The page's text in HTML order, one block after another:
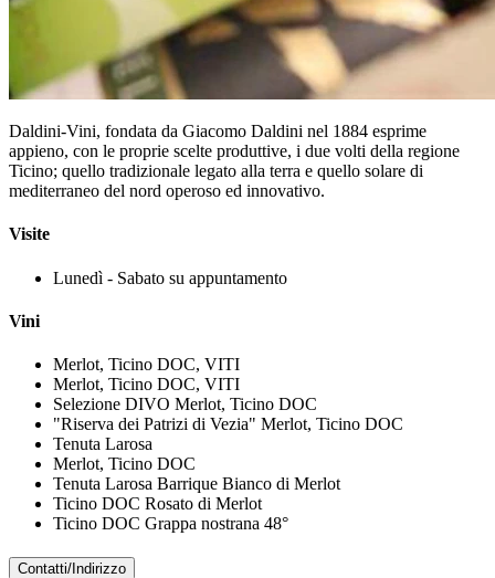
Daldini-Vini, fondata da Giacomo Daldini nel 1884 esprime
appieno, con le proprie scelte produttive, i due volti della regione
Ticino; quello tradizionale legato alla terra e quello solare di
mediterraneo del nord operoso ed innovativo.
Visite
Lunedì - Sabato su appuntamento
Vini
Merlot, Ticino DOC, VITI
Merlot, Ticino DOC, VITI
Selezione DIVO Merlot, Ticino DOC
"Riserva dei Patrizi di Vezia" Merlot, Ticino DOC
Tenuta Larosa
Merlot, Ticino DOC
Tenuta Larosa Barrique Bianco di Merlot
Ticino DOC Rosato di Merlot
Ticino DOC Grappa nostrana 48°
Contatti/Indirizzo